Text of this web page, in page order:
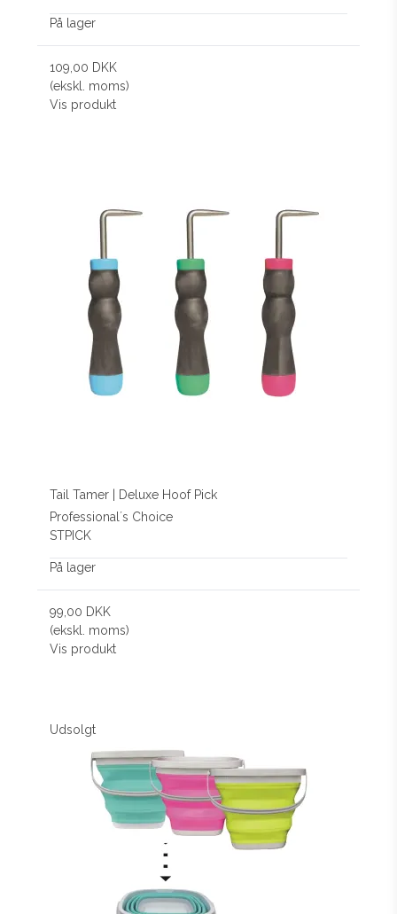
På lager
109,00 DKK
(ekskl. moms)
Vis produkt
Tail Tamer | Deluxe Hoof Pick
Professional´s Choice
STPICK
På lager
99,00 DKK
(ekskl. moms)
Vis produkt
Udsolgt